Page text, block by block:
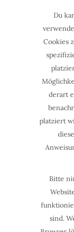
Du
Cookies
derart
platziert
Bitte
sind.